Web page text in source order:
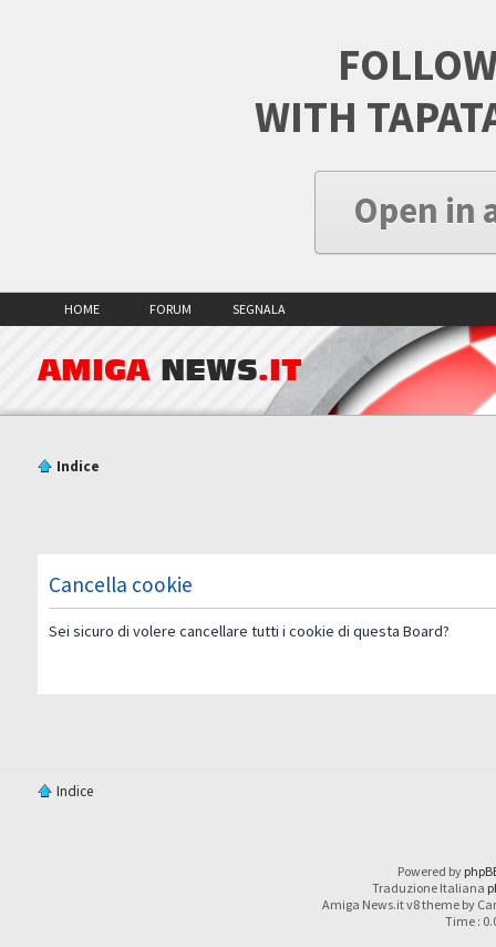
WITH
Open in
HOME FORUM SEGNALA
AMIGA NEWS.IT
Indice
Cancella cookie
Sei sicuro di volere cancellare tutti i cookie di questa Board?
Indice
Powered by
Traduzione Italiana
Amiga News.it v8 theme by
Time :